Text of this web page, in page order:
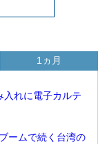
入れに電子カルテ
ームで続く台湾の
1ヵ月